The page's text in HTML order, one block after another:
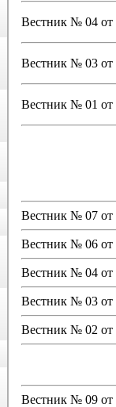
Вестник № 04 от
Вестник № 03 от
Вестник № 01 от
Вестник № 07 от
Вестник № 06 от
Вестник № 04 от
Вестник № 03 от
Вестник № 02 от
Вестник № 09 от